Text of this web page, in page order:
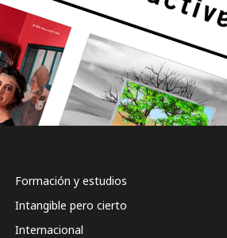
Formación y estudios
Intangible pero cierto
Internacional